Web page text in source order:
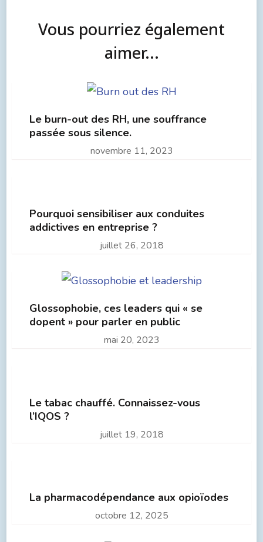
Vous pourriez également
aimer...
Le burn-out des RH, une souffrance
passée sous silence.
novembre 11, 2023
Pourquoi sensibiliser aux conduites
addictives en entreprise ?
juillet 26, 2018
Glossophobie, ces leaders qui « se
dopent » pour parler en public
mai 20, 2023
Le tabac chauffé. Connaissez-vous
l’IQOS ?
juillet 19, 2018
La pharmacodépendance aux opioïodes
octobre 12, 2025